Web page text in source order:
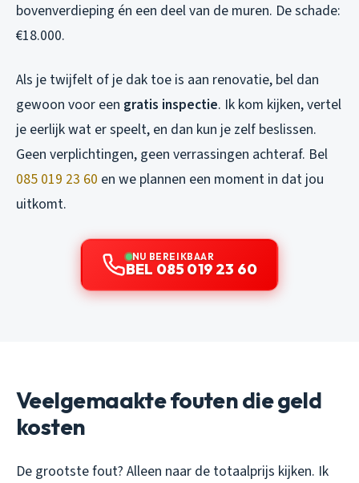
bovenverdieping én een deel van de muren. De schade:
€18.000.
Als je twijfelt of je dak toe is aan renovatie, bel dan
gewoon voor een gratis inspectie. Ik kom kijken, vertel
je eerlijk wat er speelt, en dan kun je zelf beslissen.
Geen verplichtingen, geen verrassingen achteraf. Bel
085 019 23 60 en we plannen een moment in dat jou
uitkomt.
NU BEREIKBAAR
BEL 085 019 23 60
Veelgemaakte fouten die geld
kosten
De grootste fout? Alleen naar de totaalprijs kijken. Ik